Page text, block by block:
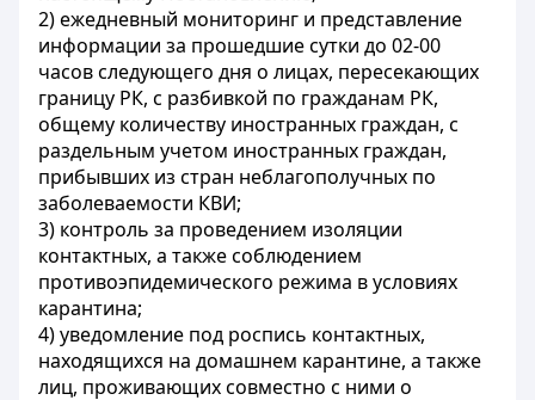
2) ежедневный мониторинг и представление
информации за прошедшие сутки до 02-00
часов следующего дня о лицах, пересекающих
границу РК, с разбивкой по гражданам РК,
общему количеству иностранных граждан, с
раздельным учетом иностранных граждан,
прибывших из стран неблагополучных по
заболеваемости КВИ;
3) контроль за проведением изоляции
контактных, а также соблюдением
противоэпидемического режима в условиях
карантина;
4) уведомление под роспись контактных,
находящихся на домашнем карантине, а также
лиц, проживающих совместно с ними о